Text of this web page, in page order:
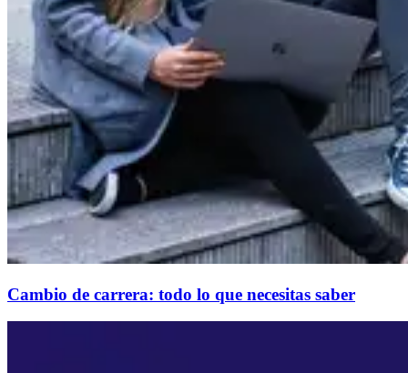
Cambio de carrera: todo lo que necesitas saber